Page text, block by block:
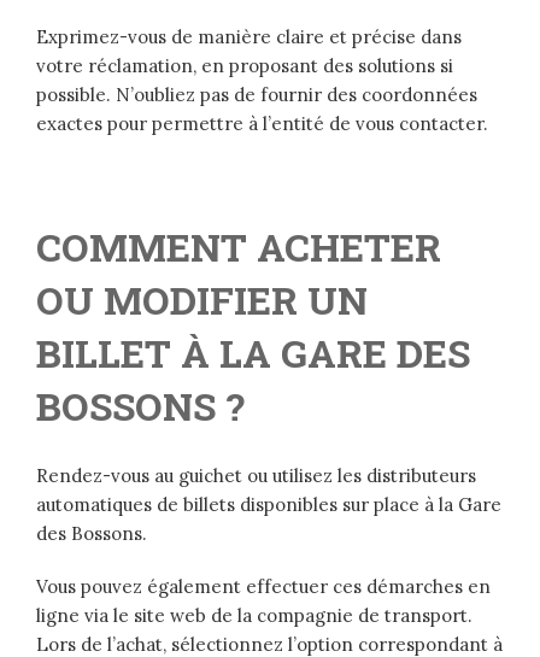
Exprimez-vous de manière claire et précise dans
votre réclamation, en proposant des solutions si
possible. N’oubliez pas de fournir des coordonnées
exactes pour permettre à l’entité de vous contacter.
COMMENT ACHETER
OU MODIFIER UN
BILLET À LA GARE DES
BOSSONS ?
Rendez-vous au guichet ou utilisez les distributeurs
automatiques de billets disponibles sur place à la Gare
des Bossons.
Vous pouvez également effectuer ces démarches en
ligne via le site web de la compagnie de transport.
Lors de l’achat, sélectionnez l’option correspondant à